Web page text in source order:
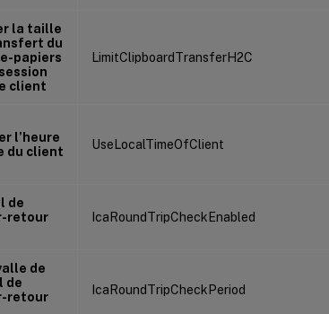
la taille
du
papiers
client
LimitClipboardTransferH2C
l’heure
du client
UseLocalTimeOfClient
de
retour
IcaRoundTripCheckEnabled
de
de
retour
IcaRoundTripCheckPeriod